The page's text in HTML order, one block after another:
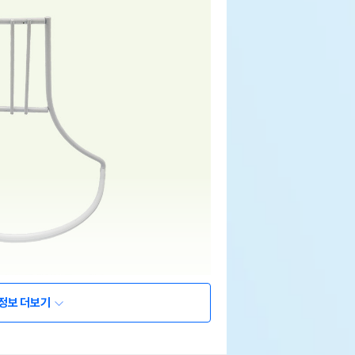
보 더보기